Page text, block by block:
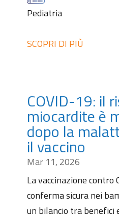
Pediatria
SCOPRI DI PIÙ
COVID-19: il
miocardite è
dopo la
il vaccino
Mar 11, 2026
La vaccinazione contro
conferma sicura nei
un bilancio tra benefici